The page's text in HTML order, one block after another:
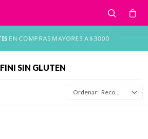
FINI SIN GLUTEN
Recomendados